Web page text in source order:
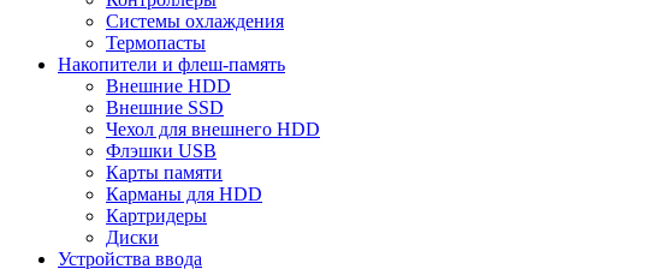
Системы охлаждения
Термопасты
Накопители и флеш-память
Внешние HDD
Внешние SSD
Чехол для внешнего HDD
Флэшки USB
Карты памяти
Карманы для HDD
Картридеры
Диски
Устройства ввода